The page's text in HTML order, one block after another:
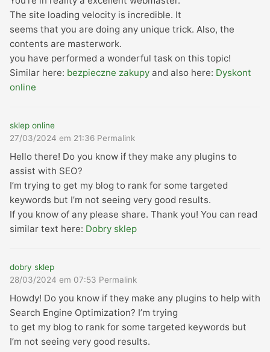
The site loading velocity is incredible. It
seems that you are doing any unique trick. Also, the
contents are masterwork.
you have performed a wonderful task on this topic!
Similar here: bezpieczne zakupy and also here: Dyskont
online
sklep online
27/03/2024 em 21:36 Permalink
Hello there! Do you know if they make any plugins to
assist with SEO?
I’m trying to get my blog to rank for some targeted
keywords but I’m not seeing very good results.
If you know of any please share. Thank you! You can read
similar text here: Dobry sklep
dobry sklep
28/03/2024 em 07:53 Permalink
Howdy! Do you know if they make any plugins to help with
Search Engine Optimization? I’m trying
to get my blog to rank for some targeted keywords but
I’m not seeing very good results.